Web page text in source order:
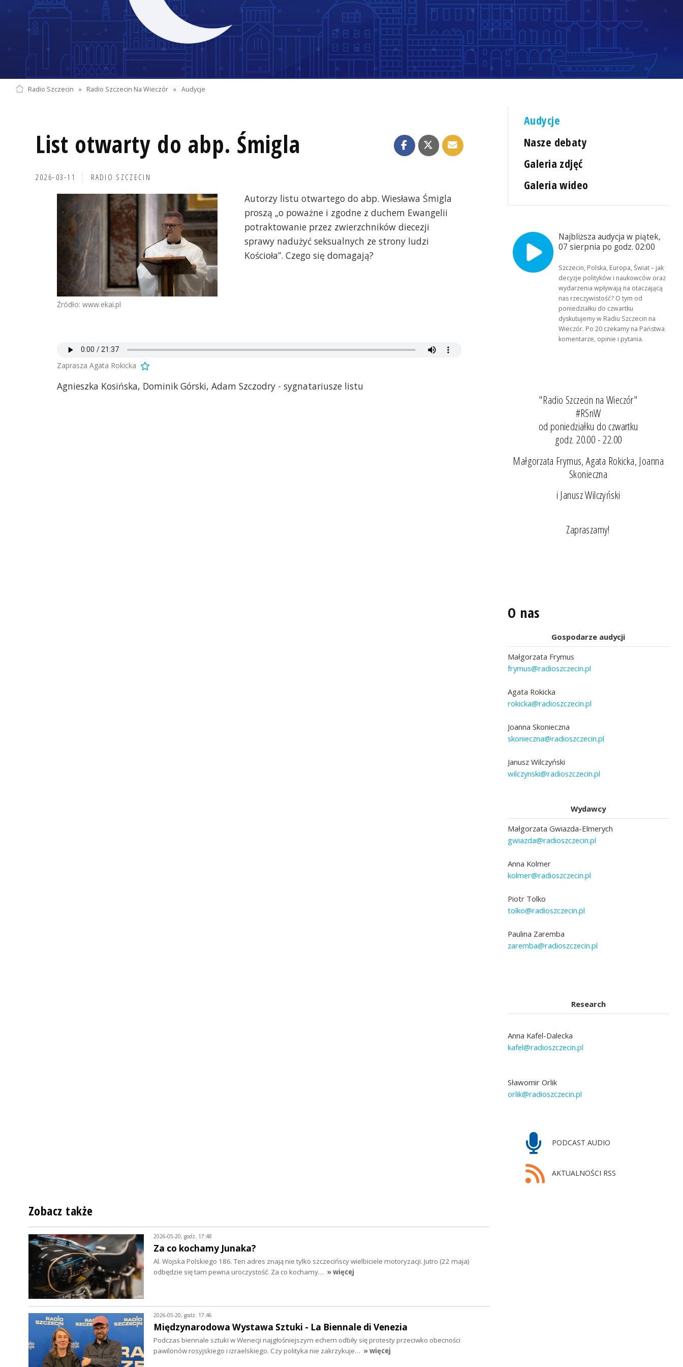
Radio Szczecin » Radio Szczecin Na Wieczór » Audycje
List otwarty do abp. Śmigla
2026-03-11 RADIO SZCZECIN
Źródło: www.ekai.pl
Autorzy listu otwartego do abp. Wiesława Śmigla
proszą „o poważne i zgodne z duchem Ewangelii
potraktowanie przez zwierzchników diecezji
sprawy nadużyć seksualnych ze strony ludzi
Kościoła”. Czego się domagają?
Zaprasza Agata Rokicka
Agnieszka Kosińska, Dominik Górski, Adam Szczodry - sygnatariusze listu
Audycje
Nasze debaty
Galeria zdjęć
Galeria wideo
Najbliższa audycja w piątek,
07 sierpnia po godz. 02:00
Szczecin, Polska, Europa, Świat – jak
decyzje polityków i naukowców oraz
wydarzenia wpływają na otaczającą
nas rzeczywistość? O tym od
poniedziałku do czwartku
dyskutujemy w Radiu Szczecin na
Wieczór. Po 20 czekamy na Państwa
komentarze, opinie i pytania.
"Radio Szczecin na Wieczór"
#RSnW
od poniedziałku do czwartku
godz. 20.00 - 22.00
Małgorzata Frymus, Agata Rokicka, Joanna
Skonieczna
i Janusz Wilczyński
Zapraszamy!
O nas
Gospodarze audycji
Małgorzata Frymus
frymus@radioszczecin.pl
Agata Rokicka
rokicka@radioszczecin.pl
Joanna Skonieczna
skonieczna@radioszczecin.pl
Janusz Wilczyński
wilczynski@radioszczecin.pl
Wydawcy
Małgorzata Gwiazda-Elmerych
gwiazda@radioszczecin.pl
Anna Kolmer
kolmer@radioszczecin.pl
Piotr Tolko
tolko@radioszczecin.pl
Paulina Zaremba
zaremba@radioszczecin.pl
Research
Anna Kafel-Dalecka
kafel@radioszczecin.pl
Sławomir Orlik
orlik@radioszczecin.pl
PODCAST AUDIO
AKTUALNOŚCI RSS
Zobacz także
2026-05-20, godz. 17:48
Za co kochamy Junaka?
Al. Wojska Polskiego 186. Ten adres znają nie tylko szczecińscy wielbiciele motoryzacji. Jutro (22 maja)
odbędzie się tam pewna uroczystość. Za co kochamy… » więcej
2026-05-20, godz. 17:46
Międzynarodowa Wystawa Sztuki - La Biennale di Venezia
Podczas biennale sztuki w Wenecji najgłośniejszym echem odbiły się protesty przeciwko obecności
pawilonów rosyjskiego i izraelskiego. Czy polityka nie zakrzykuje… » więcej